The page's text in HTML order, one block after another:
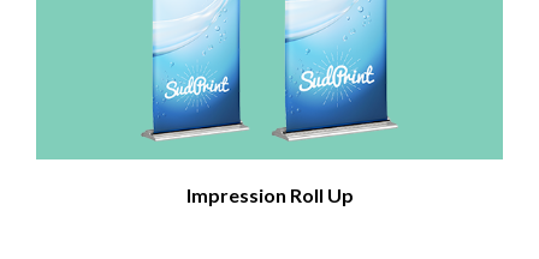
Impression Roll Up